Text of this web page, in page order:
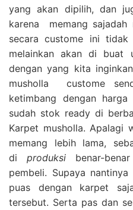
yang akan dipilih, dan
karena memang
secara custome ini tidak
melainkan akan di buat
dengan yang kita
musholla custome
ketimbang dengan
sudah stok ready di
Karpet musholla. Apalagi
memang lebih lama,
di produksi benar-
pembeli. Supaya
puas dengan karpet
tersebut. Serta pas dan